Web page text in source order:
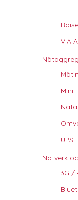
VIA
Mini
UPS
Nätverk
3G /